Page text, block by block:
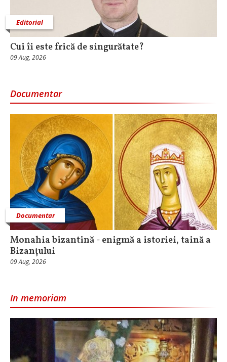
Editorial
Cui îi este frică de singurătate?
09 Aug, 2026
Documentar
Documentar
Monahia bizantină - enigmă a istoriei, taină a
Bizanțului
09 Aug, 2026
In memoriam